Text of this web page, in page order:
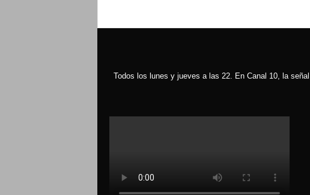
Todos los lunes y jueves a las 22. En Canal 10, la